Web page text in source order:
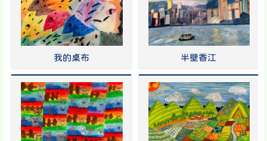
我的桌布 半壁香江